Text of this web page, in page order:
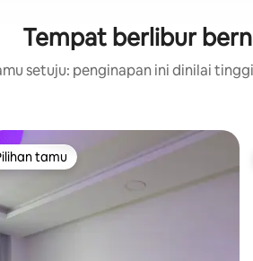
Tempat berlibur
setuju: penginapan ini dinilai
tamu
tamu